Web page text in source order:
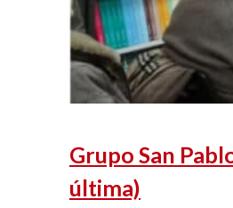
Grupo San
última)